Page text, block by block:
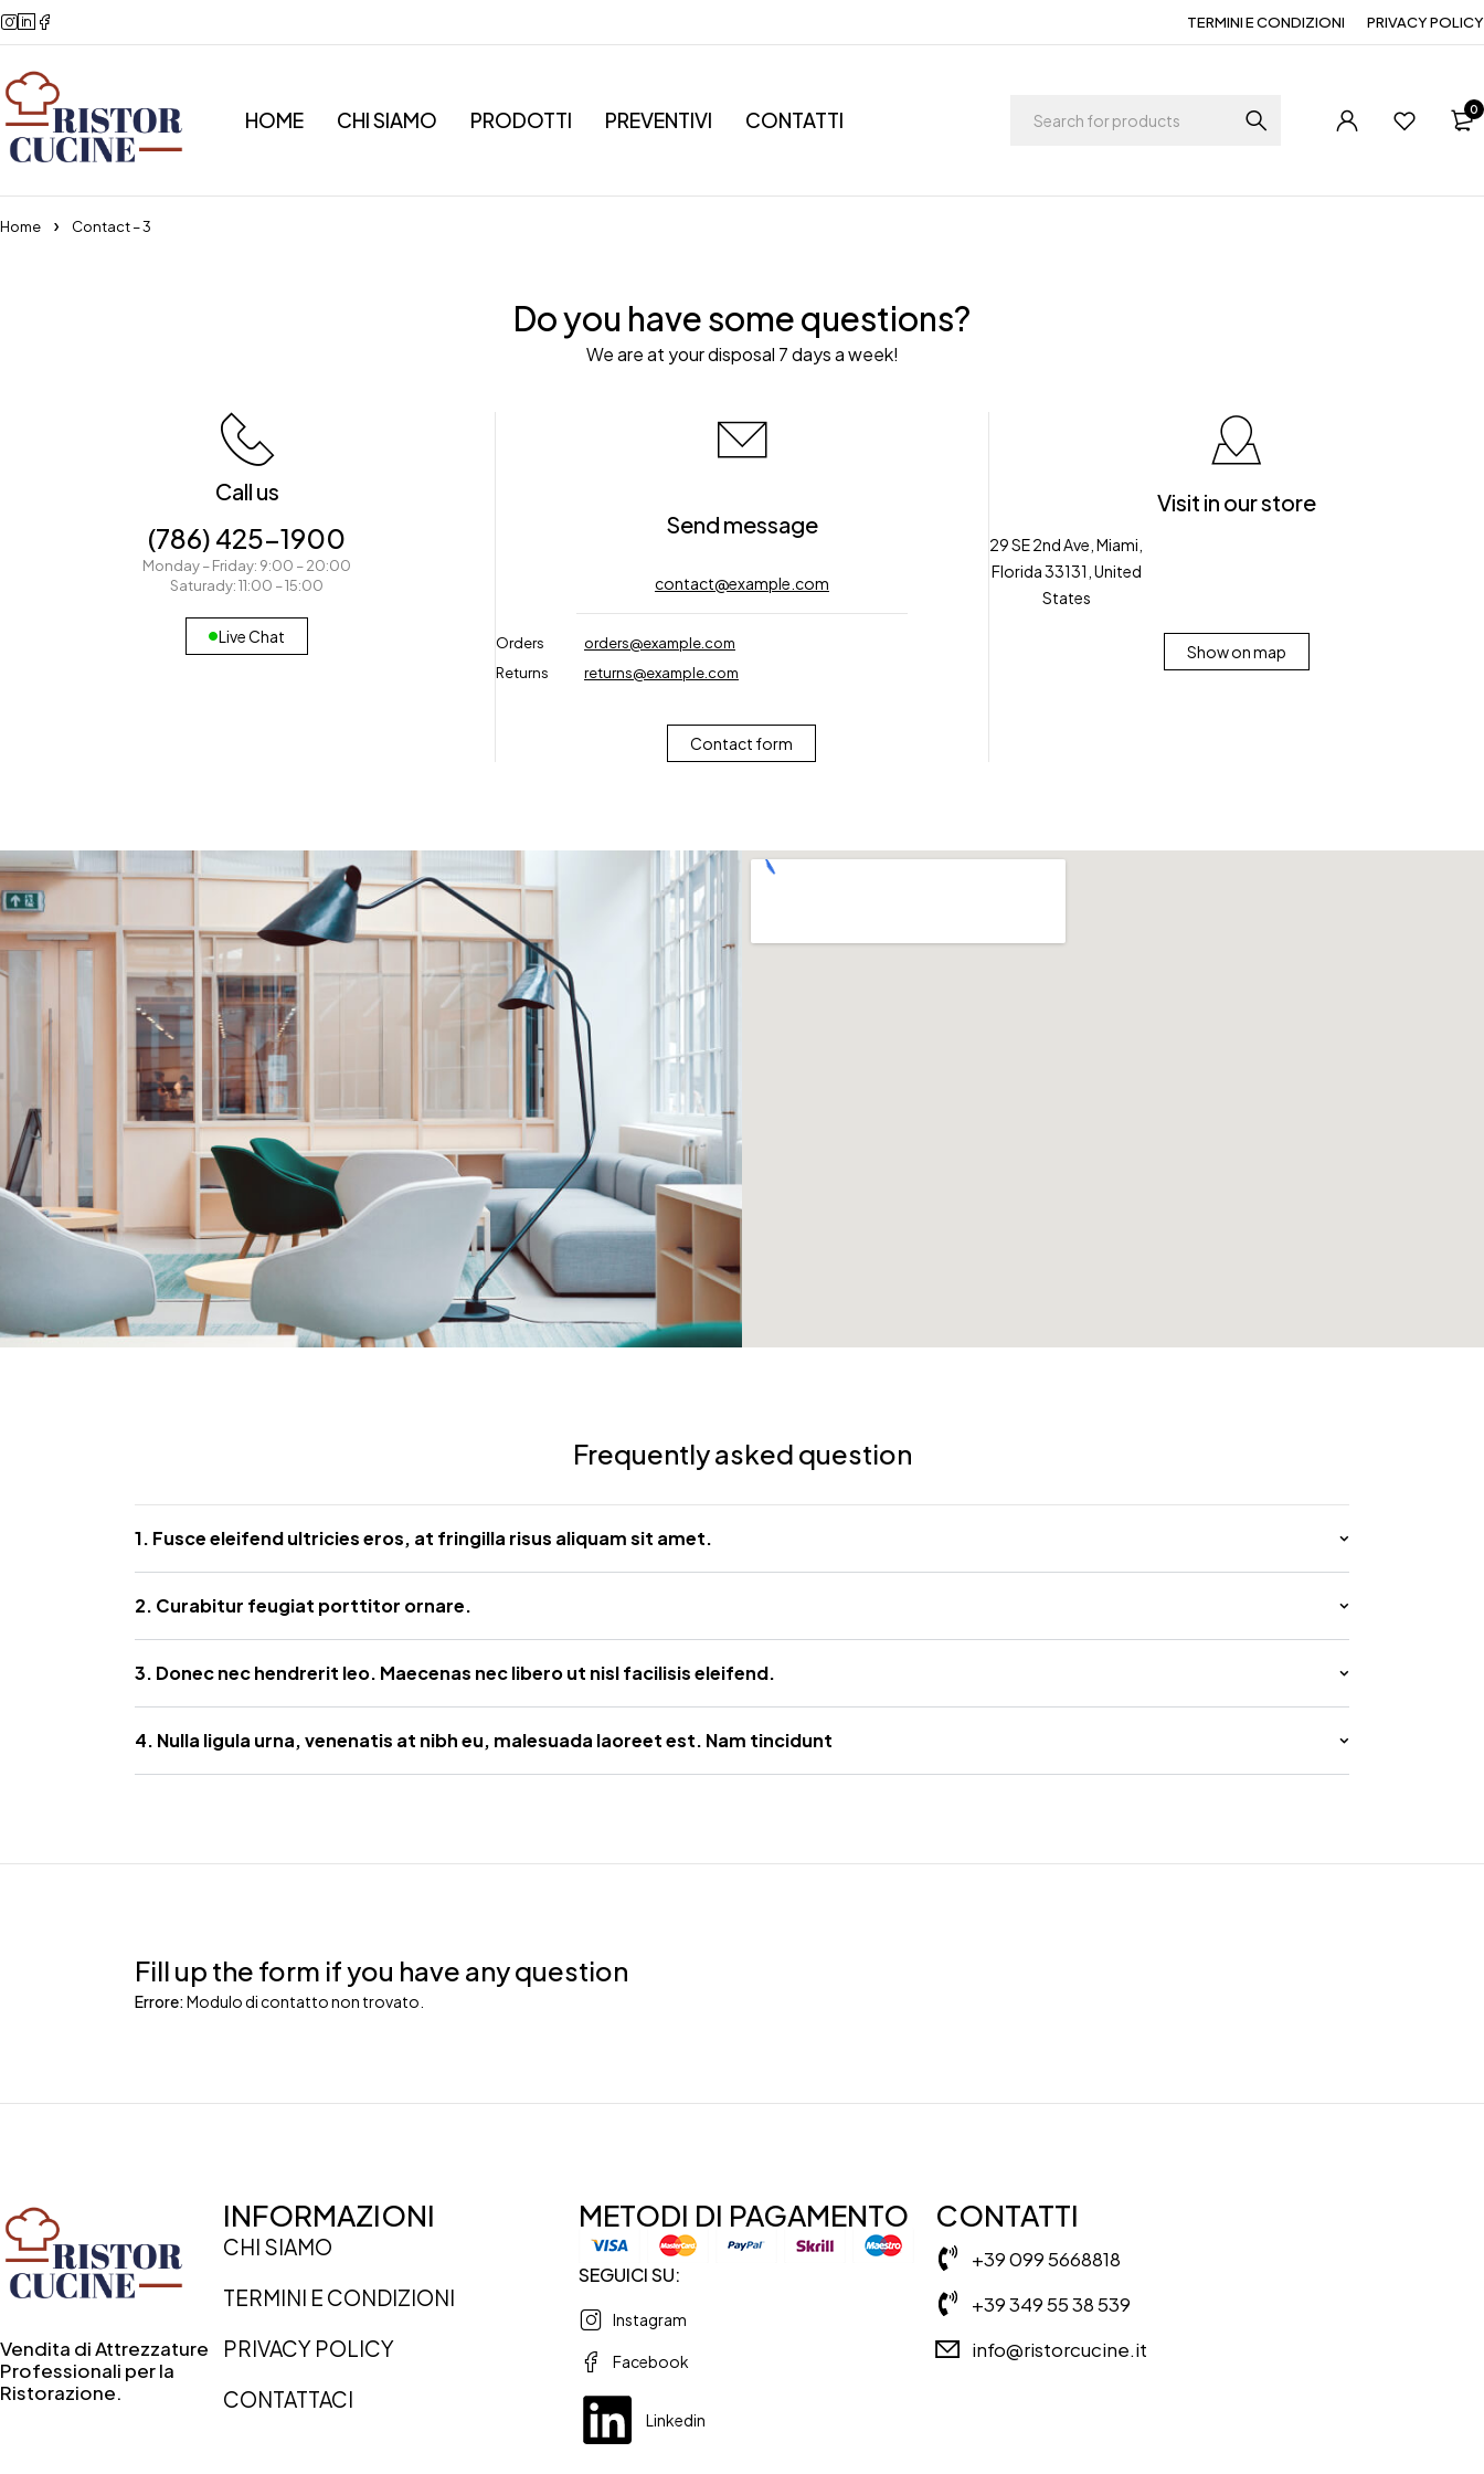
TERMINI E CONDIZIONI PRIVACY POLICY
HOME CHI SIAMO PRODOTTI PREVENTIVI CONTATTI 0
Home Contact – 3
Do you have some questions?
We are at your disposal 7 days a week!
Call us
(786) 425-1900
Monday – Friday: 9:00 – 20:00
Saturady: 11:00 – 15:00
Live Chat
Send message
contact@example.com
Orders
orders@example.com
Returns
returns@example.com
Contact form
Visit in our store
29 SE 2nd Ave, Miami,
Florida 33131, United
States
Show on map
Frequently asked question
1. Fusce eleifend ultricies eros, at fringilla risus aliquam sit amet.
2. Curabitur feugiat porttitor ornare.
3. Donec nec hendrerit leo. Maecenas nec libero ut nisl facilisis eleifend.
4. Nulla ligula urna, venenatis at nibh eu, malesuada laoreet est. Nam tincidunt
Fill up the form if you have any question
Errore:Modulo di contatto non trovato.
Vendita di Attrezzature
Professionali per la
Ristorazione.
INFORMAZIONI
CHI SIAMO
TERMINI E CONDIZIONI
PRIVACY POLICY
CONTATTACI
METODI DI PAGAMENTO
SEGUICI SU:
Instagram
Facebook
Linkedin
CONTATTI
+39 099 5668818
+39 349 55 38 539
info@ristorcucine.it